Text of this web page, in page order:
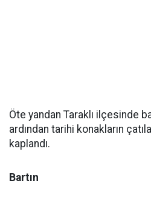
Öte yandan Taraklı ilçesinde
ardından tarihi konakların
kaplandı.
Bartın